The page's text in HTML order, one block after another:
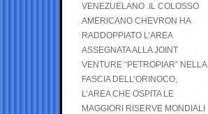
VENEZUELANO .IL COLOSSO
AMERICANO CHEVRON HA
RADDOPPIATO L’AREA
ASSEGNATA ALLA JOINT
VENTURE “PETROPIAR” NELLA
FASCIA DELL’ORINOCO,
L’AREA CHE OSPITA LE
MAGGIORI RISERVE MONDIALI